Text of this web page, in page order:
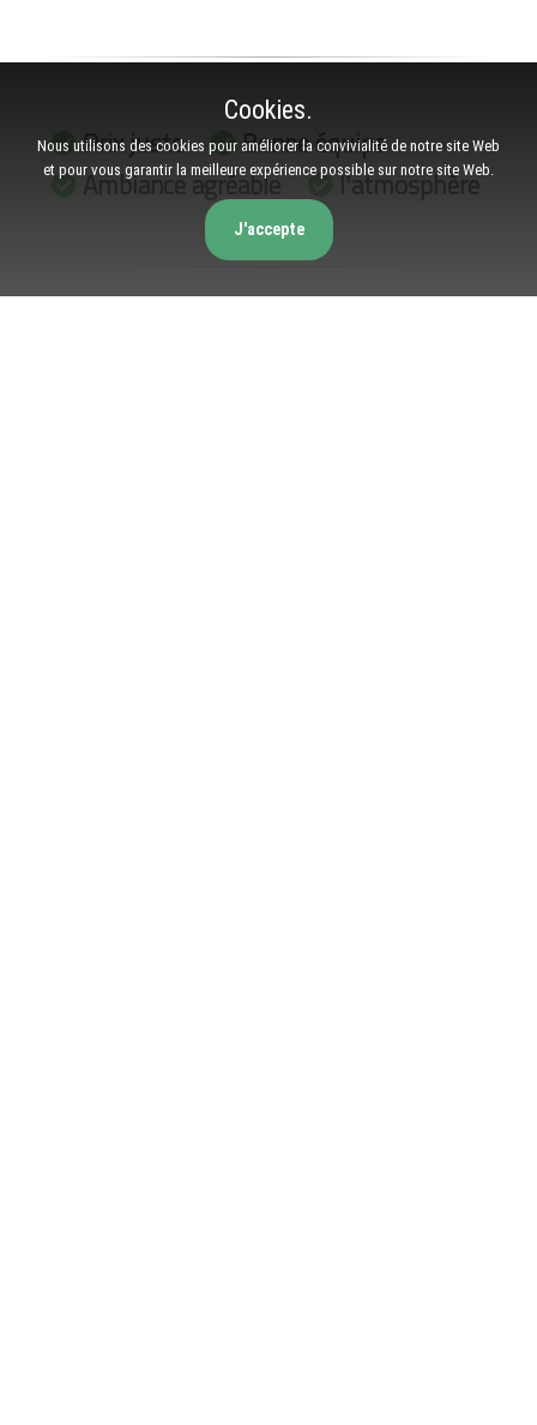
Prix juste
Bonne équipe
Ambiance agréable
l'atmosphère
Cookies.
Nous utilisons des cookies pour améliorer la convivialité de notre site Web
et pour vous garantir la meilleure expérience possible sur notre site Web.
J'accepte